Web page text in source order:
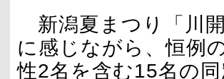
新潟夏まつり「川
に感じながら、恒例
性2名を含む15名の